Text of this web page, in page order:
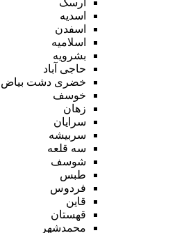
اسدیه
اسفدن
اسلامیه
بشرویه
حاجی آباد
خضری دشت بیاض
خوسف
زهان
سرایان
سربیشه
سه قلعه
شوسف
طبس
فردوس
قاین
قهستان
محمدشهر